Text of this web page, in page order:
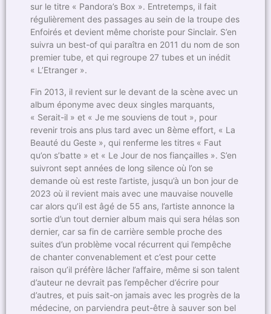
sur le titre « Pandora’s Box ». Entretemps, il fait
régulièrement des passages au sein de la troupe des
Enfoirés et devient même choriste pour Sinclair. S’en
suivra un best-of qui paraîtra en 2011 du nom de son
premier tube, et qui regroupe 27 tubes et un inédit
« L’Etranger ».
Fin 2013, il revient sur le devant de la scène avec un
album éponyme avec deux singles marquants,
« Serait-il » et « Je me souviens de tout », pour
revenir trois ans plus tard avec un 8ème effort, « La
Beauté du Geste », qui renferme les titres « Faut
qu’on s’batte » et « Le Jour de nos fiançailles ». S’en
suivront sept années de long silence où l’on se
demande où est reste l’artiste, jusqu’à un bon jour de
2023 où il revient mais avec une mauvaise nouvelle
car alors qu’il est âgé de 55 ans, l’artiste annonce la
sortie d’un tout dernier album mais qui sera hélas son
dernier, car sa fin de carrière semble proche des
suites d’un problème vocal récurrent qui l’empêche
de chanter convenablement et c’est pour cette
raison qu’il préfère lâcher l’affaire, même si son talent
d’auteur ne devrait pas l’empêcher d’écrire pour
d’autres, et puis sait-on jamais avec les progrès de la
médecine, on parviendra peut-être à sauver son bel